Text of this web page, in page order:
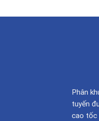
Phân
tuyến
cao tốc